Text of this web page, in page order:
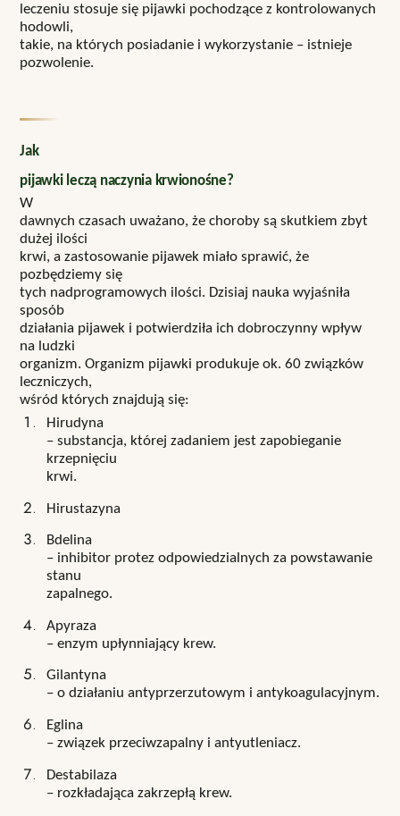
leczeniu stosuje się pijawki pochodzące z kontrolowanych
hodowli,
takie, na których posiadanie i wykorzystanie – istnieje
pozwolenie.
Jak
pijawki leczą naczynia krwionośne?
W
dawnych czasach uważano, że choroby są skutkiem zbyt
dużej ilości
krwi, a zastosowanie pijawek miało sprawić, że
pozbędziemy się
tych nadprogramowych ilości. Dzisiaj nauka wyjaśniła
sposób
działania pijawek i potwierdziła ich dobroczynny wpływ
na ludzki
organizm. Organizm pijawki produkuje ok. 60 związków
leczniczych,
wśród których znajdują się:
Hirudyna
– substancja, której zadaniem jest zapobieganie
krzepnięciu
krwi.
Hirustazyna
Bdelina
– inhibitor protez odpowiedzialnych za powstawanie
stanu
zapalnego.
Apyraza
– enzym upłynniający krew.
Gilantyna
– o działaniu antyprzerzutowym i antykoagulacyjnym.
Eglina
– związek przeciwzapalny i antyutleniacz.
Destabilaza
– rozkładająca zakrzepłą krew.